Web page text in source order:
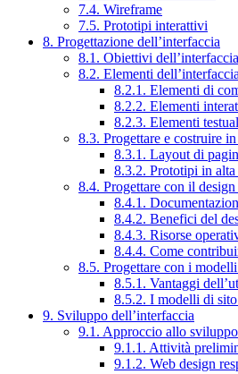
7.4. Wireframe
7.5. Prototipi interattivi
8. Progettazione dell’interfaccia
8.1. Obiettivi dell’interfaccia
8.2. Elementi dell’interfaccia
8.2.1. Elementi di
8.2.2. Elementi
8.2.3. Elementi
8.3. Progettare e costruire
8.3.1. Layout di
8.3.2. Prototipi in alta
8.4. Progettare con il
8.4.1.
8.4.2. Benefici del
8.4.3. Risorse
8.4.4. Come
8.5. Progettare con i
8.5.1. Vantaggi
8.5.2. I modelli di
9. Sviluppo dell’interfaccia
9.1. Approccio allo sviluppo
9.1.1. Attività
9.1.2. Web design